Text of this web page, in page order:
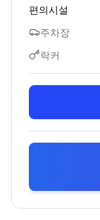
편의시설
주차장
락커